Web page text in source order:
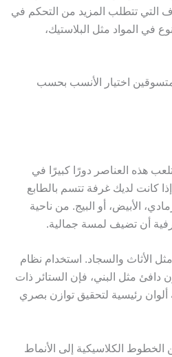
التي تتطلب المزيد من التحكم في
في المواد مثل البلاستيك،
اختيار الأنسب بحسب
هذه العناصر دورًا كبيرًا في
كانت لديك غرفة تتسم بالطابع
الأبيض، أو البيج. من ناحية
أن تضيف لمسة جمالية.
الأثاث والسجاد. استخدام نظام
دافئ مثل البني، فإن الستائر ذات
ألوان رئيسية لتحقيق توازن بصري
الخطوط الكلاسيكية إلى الأنماط